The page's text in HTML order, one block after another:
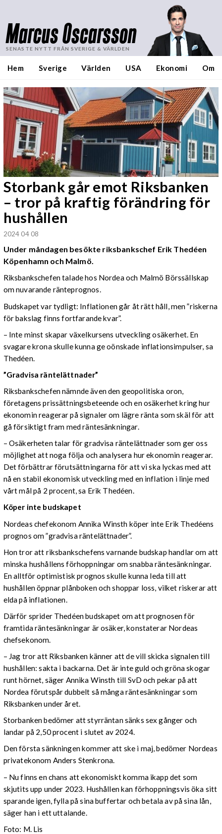
Marcus Oscarsson
SENASTE NYTT FRÅN SVERIGE & VÄRLDEN
Hem Sverige Världen USA Ekonomi Om
Storbank går emot Riksbanken
– tror på kraftig förändring för
hushållen
2024 04 08
Under måndagen besökte riksbankschef Erik Thedéen
Köpenhamn och Malmö.
Riksbankschefen talade hos Nordea och Malmö Börssällskap
om nuvarande ränteprognos.
Budskapet var tydligt: Inflationen går åt rätt håll, men ”riskerna
för bakslag finns fortfarande kvar”.
– Inte minst skapar växelkursens utveckling osäkerhet. En
svagare krona skulle kunna ge oönskade inflationsimpulser, sa
Thedéen.
”Gradvisa räntelättnader”
Riksbankschefen nämnde även den geopolitiska oron,
företagens prissättningsbeteende och en osäkerhet kring hur
ekonomin reagerar på signaler om lägre ränta som skäl för att
gå försiktigt fram med räntesänkningar.
– Osäkerheten talar för gradvisa räntelättnader som ger oss
möjlighet att noga följa och analysera hur ekonomin reagerar.
Det förbättrar förutsättningarna för att vi ska lyckas med att
nå en stabil ekonomisk utveckling med en inflation i linje med
vårt mål på 2 procent, sa Erik Thedéen.
Köper inte budskapet
Nordeas chefekonom Annika Winsth köper inte Erik Thedéens
prognos om ”gradvisa räntelättnader”.
Hon tror att riksbankschefens varnande budskap handlar om att
minska hushållens förhoppningar om snabba räntesänkningar.
En alltför optimistisk prognos skulle kunna leda till att
hushållen öppnar plånboken och shoppar loss, vilket riskerar att
elda på inflationen.
Därför sprider Thedéen budskapet om att prognosen för
framtida räntesänkningar är osäker, konstaterar Nordeas
chefsekonom.
– Jag tror att Riksbanken känner att de vill skicka signalen till
hushållen: sakta i backarna. Det är inte guld och gröna skogar
runt hörnet, säger Annika Winsth till SvD och pekar på att
Nordea förutspår dubbelt så många räntesänkningar som
Riksbanken under året.
Storbanken bedömer att styrräntan sänks sex gånger och
landar på 2,50 procent i slutet av 2024.
Den första sänkningen kommer att ske i maj, bedömer Nordeas
privatekonom Anders Stenkrona.
– Nu finns en chans att ekonomiskt komma ikapp det som
skjutits upp under 2023. Hushållen kan förhoppningsvis öka sitt
sparande igen, fylla på sina buffertar och betala av på sina lån,
säger han i ett uttalande.
Foto: M. Lis